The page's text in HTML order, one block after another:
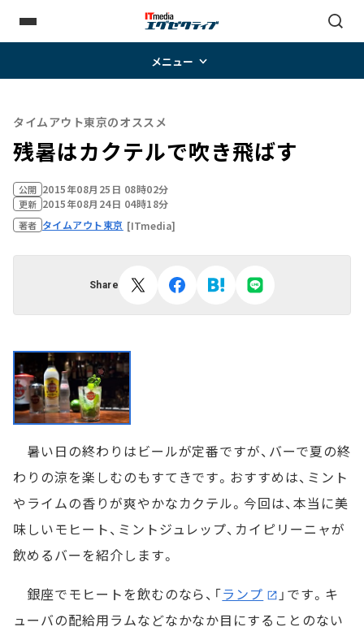
メニュー
タイムアウト東京のオススメ
残暑はカクテルで吹き飛ばす
公開 2015年08月25日 08時02分
更新 2015年08月24日 04時18分
著者 タイムアウト東京 [ITmedia]
Share
暑い日の終わりはビールが定番ですが、バーで夏の終
わりの涼を楽しむのもすてきです。おすすめは、ミント
やライムの香りが爽やかなカクテル。今回は、本当に美
味しいモヒート、ミントジュレップ、カイピリーニャが
飲めるバーを紹介します。
銀座でモヒートを飲むのなら、「ランプ
」です。キ
ューバの配給用ラムなどなかなか目にすることのない